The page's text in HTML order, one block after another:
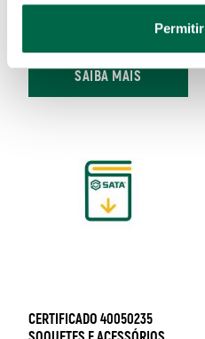
CHAVE ESTRELA 2025
SAIBA MAIS
CERTIFICADO 40050235